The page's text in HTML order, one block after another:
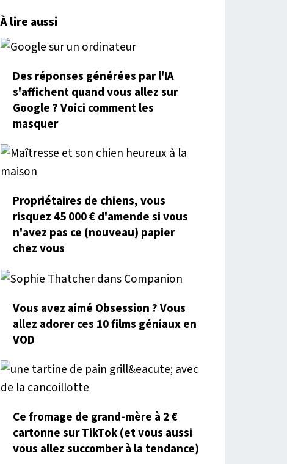
À lire aussi
Des réponses générées par l'IA
s'affichent quand vous allez sur
Google ? Voici comment les
masquer
Propriétaires de chiens, vous
risquez 45 000 € d'amende si vous
n'avez pas ce (nouveau) papier
chez vous
Vous avez aimé Obsession ? Vous
allez adorer ces 10 films géniaux en
VOD
Ce fromage de grand-mère à 2 €
cartonne sur TikTok (et vous aussi
vous allez succomber à la tendance)